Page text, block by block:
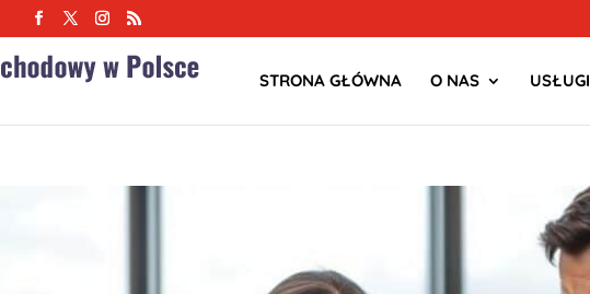
STRONA GŁÓWNA O NAS USŁUGI